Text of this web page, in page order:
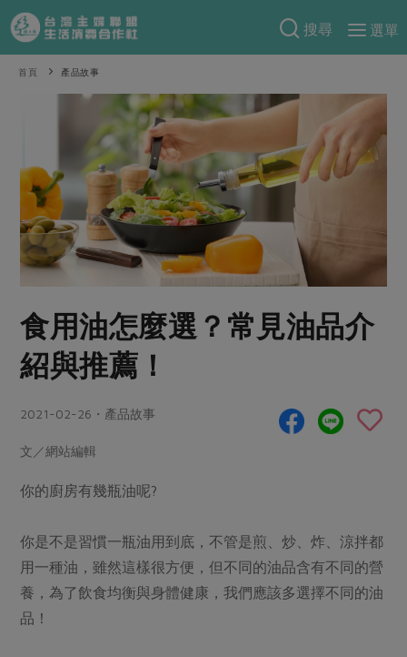
搜尋
選單
產品分類
芽苗類 蕈菇類
辛香料類
奶蛋豆・五穀
乳製品
豆製品 米麵雜糧
肉品・水產
畜產肉類
水畜加工品
調理食材・點心
調味醬料/南北貨 烘焙
休閒零嘴 沖泡飲品
保健食品
米食
麵食
肉食
海鮮
常備菜
蔬食
蛋料理
料理方式
湯品．鍋物
漬物
涼拌沙拉
預購活動
把最好的台灣味帶回家！
防災用品預購圓滿結束
更多預購活動
合作25-精選產品第四彈
合作25-精選產品第三彈
議題活動
主婦聯盟X樂齡網特約優惠案
綠主張
觀點文章
主婦食堂 一籃菜真心話
社內大小事 合作聯合國
產品故事
樂齡生活
廚房瑜伽
減硝酸鹽
非基改運動 支持本土農糧
廢核運動 能源議題
減添加物 減塑減廢
關於合作社
關於我們
合作社組織
產品檢驗
自主把關
硝酸鹽檢驗
社員權益
首頁 產品故事
食用油怎麼選？常見油品介
紹與推薦！
2021-02-26・產品故事
文／網站編輯
你的廚房有幾瓶油呢?
你是不是習慣一瓶油用到底，不管是煎、炒、炸、涼拌都
用一種油，雖然這樣很方便，但不同的油品含有不同的營
養，為了飲食均衡與身體健康，我們應該多選擇不同的油
品！